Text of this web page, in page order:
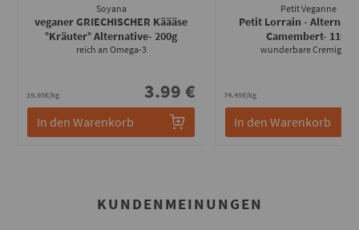
Soyana
veganer GRIECHISCHER Käääse
°Kräuter° Alternative- 200g
reich an Omega-3
19.95€/kg 3.99 €
In den Warenkorb
Petit Veganne
Petit Lorrain -
Camembert- 110g
wunderbare Cremigkeit
74.45€/kg
In den Warenkorb
KUNDENMEINUNGEN